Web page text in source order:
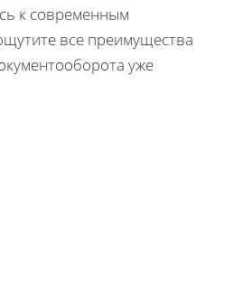
к современным
все преимущества
уже